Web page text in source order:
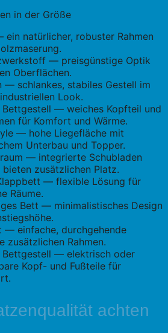
in der Größe
natürlicher, robuster Rahmen
— preisgünstige Optik
Oberflächen.
— schlankes, stabiles Gestell im
Look.
Bettgestell — weiches Kopfteil und
für Komfort und Wärme.
— hohe Liegefläche mit
Unterbau und Topper.
— integrierte Schubladen
zusätzlichen Platz.
— flexible Lösung für
Räume.
Bett — minimalistisches Design
— einfache, durchgehende
zusätzlichen Rahmen.
Bettgestell — elektrisch oder
Kopf- und Fußteile für
achten